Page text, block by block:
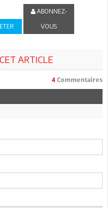
ABONNEZ-
VOUS
ARTICLE
4 Commentaires